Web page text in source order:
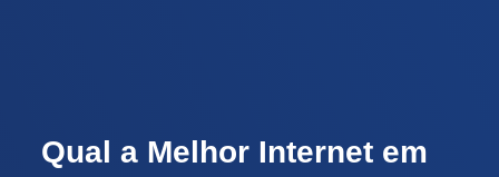
Qual a Melhor Internet em